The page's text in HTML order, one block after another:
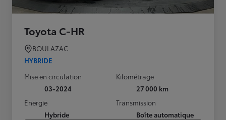
Toyota C-HR
BOULAZAC
HYBRIDE
Mise en circulation
03-2024
Kilométrage
27 000 km
Energie
Hybride
Transmission
Boîte automatique